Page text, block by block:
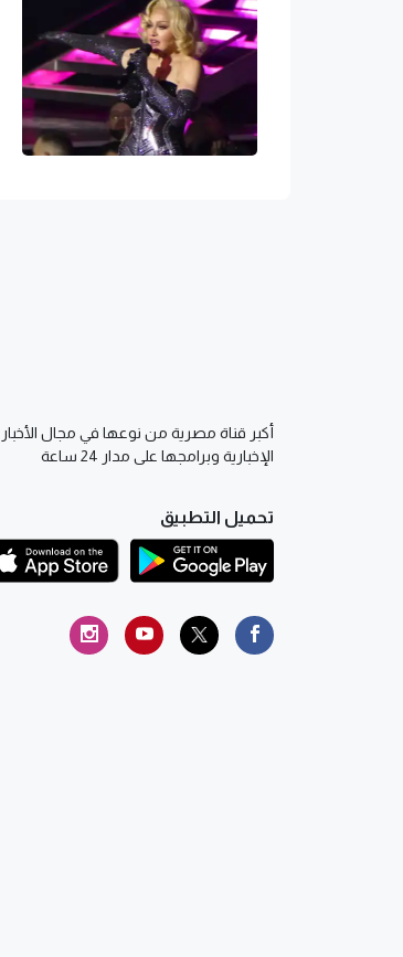
أكبر قناة مصرية من نوعها في مجال
الإخبارية وبرامجها على مدار 24 ساعة
تحميل التطبيق